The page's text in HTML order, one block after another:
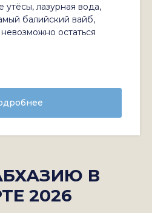
лазурная вода,
балийский вайб,
остаться
В
2026